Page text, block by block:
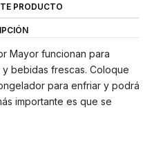
PRODUCTO
Mayor funcionan para
bebidas frescas. Coloque
para enfriar y podrá
importante es que se